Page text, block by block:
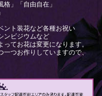
」「自由自在」
ント装花など各種お祝い
ンビジウムなど
ってお花は変更になります。
一つお作りしていますので、